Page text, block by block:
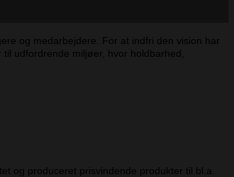
og medarbejdere. For at indfri den vision har
udfordrende miljøer, hvor holdbarhed,
og produceret prisvindende produkter til bl.a.